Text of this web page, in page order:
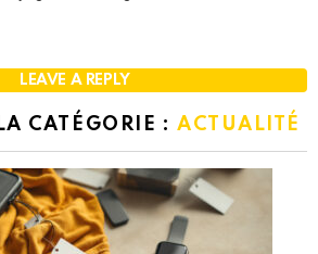
LEAVE A REPLY
CATÉGORIE : ACTUALITÉ